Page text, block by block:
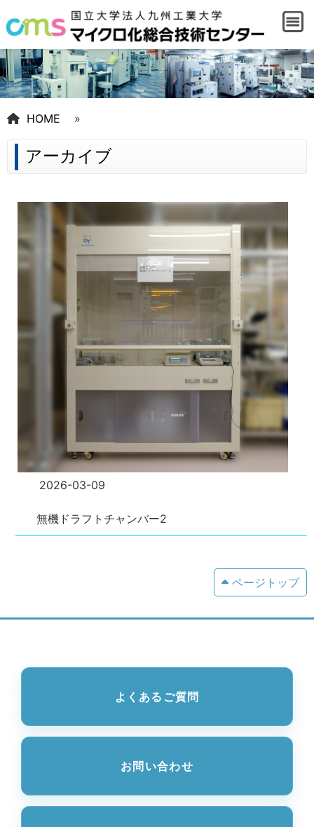
HOME »
アーカイブ
2026-03-09
無機ドラフトチャンバー2
ページトップ
よくあるご質問
お問い合わせ